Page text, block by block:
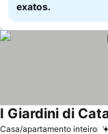
exatos.
Casa/apartamento inteiro
I Giardini di